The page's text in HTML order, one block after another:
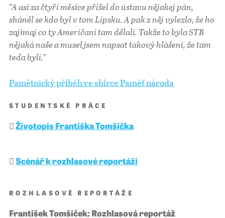
“A asi za čtyři měsíce přišel do ústavu nějakej pán,
sháněl se kdo byl v tom Lipsku. A pak z něj vylezlo, že ho
zajímaj co ty Američani tam dělali. Takže to byla STB
nějaká naše a musel jsem napsat takový hlášení, že tam
teda byli.”
Pamětnický příběh ve sbírce Paměť národa
STUDENTSKÉ PRÁCE
Životopis Františka Tomšíčka
Scénář k rozhlasové reportáži
ROZHLASOVÉ REPORTÁŽE
František Tomšíček: Rozhlasová reportáž